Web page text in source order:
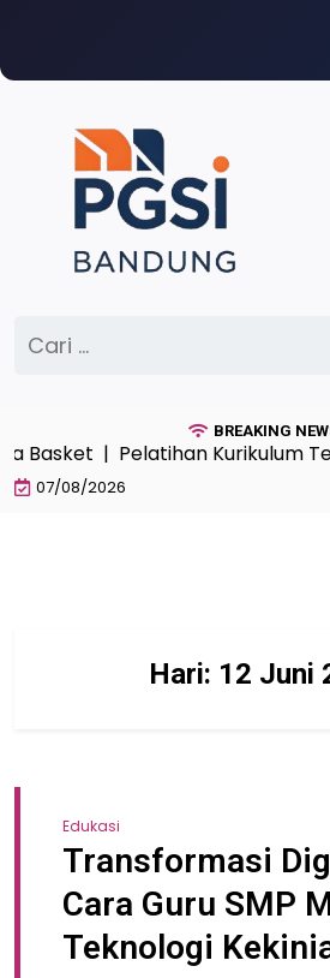
content
untuk:
BREAKING
|Pelatihan Kurikulum
07/08/2026
Hari: 12 Juni
Edukasi
Transformasi
Cara Guru SMP
Teknologi